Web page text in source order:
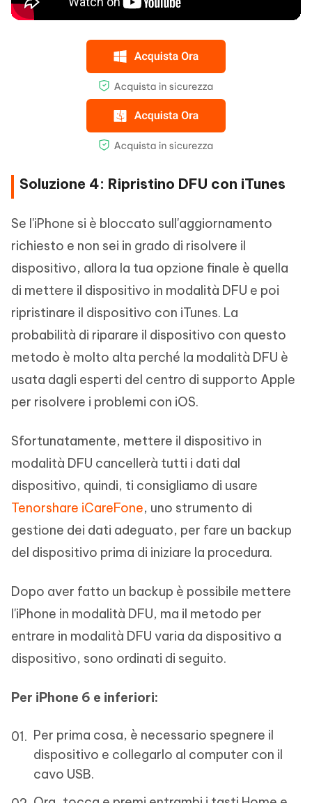
Soluzione 4: Ripristino DFU con iTunes
Se l'iPhone si è bloccato sull'aggiornamento
richiesto e non sei in grado di risolvere il
dispositivo, allora la tua opzione finale è quella
di mettere il dispositivo in modalità DFU e poi
ripristinare il dispositivo con iTunes. La
probabilità di riparare il dispositivo con questo
metodo è molto alta perché la modalità DFU è
usata dagli esperti del centro di supporto Apple
per risolvere i problemi con iOS.
Sfortunatamente, mettere il dispositivo in
modalità DFU cancellerà tutti i dati dal
dispositivo, quindi, ti consigliamo di usare
Tenorshare iCareFone, uno strumento di
gestione dei dati adeguato, per fare un backup
del dispositivo prima di iniziare la procedura.
Dopo aver fatto un backup è possibile mettere
l'iPhone in modalità DFU, ma il metodo per
entrare in modalità DFU varia da dispositivo a
dispositivo, sono ordinati di seguito.
Per iPhone 6 e inferiori:
Per prima cosa, è necessario spegnere il
dispositivo e collegarlo al computer con il
cavo USB.